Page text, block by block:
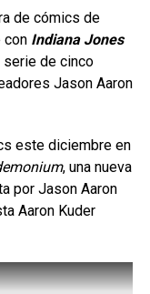
icónicos de
juego, ¡con
revelarán más
y obligarlo a
inspirado en
el uso de
ataques
combos.
de cómics de
con Indiana Jones
de cinco
Jason Aaron
este diciembre en
, una nueva
por Jason Aaron
Aaron Kuder